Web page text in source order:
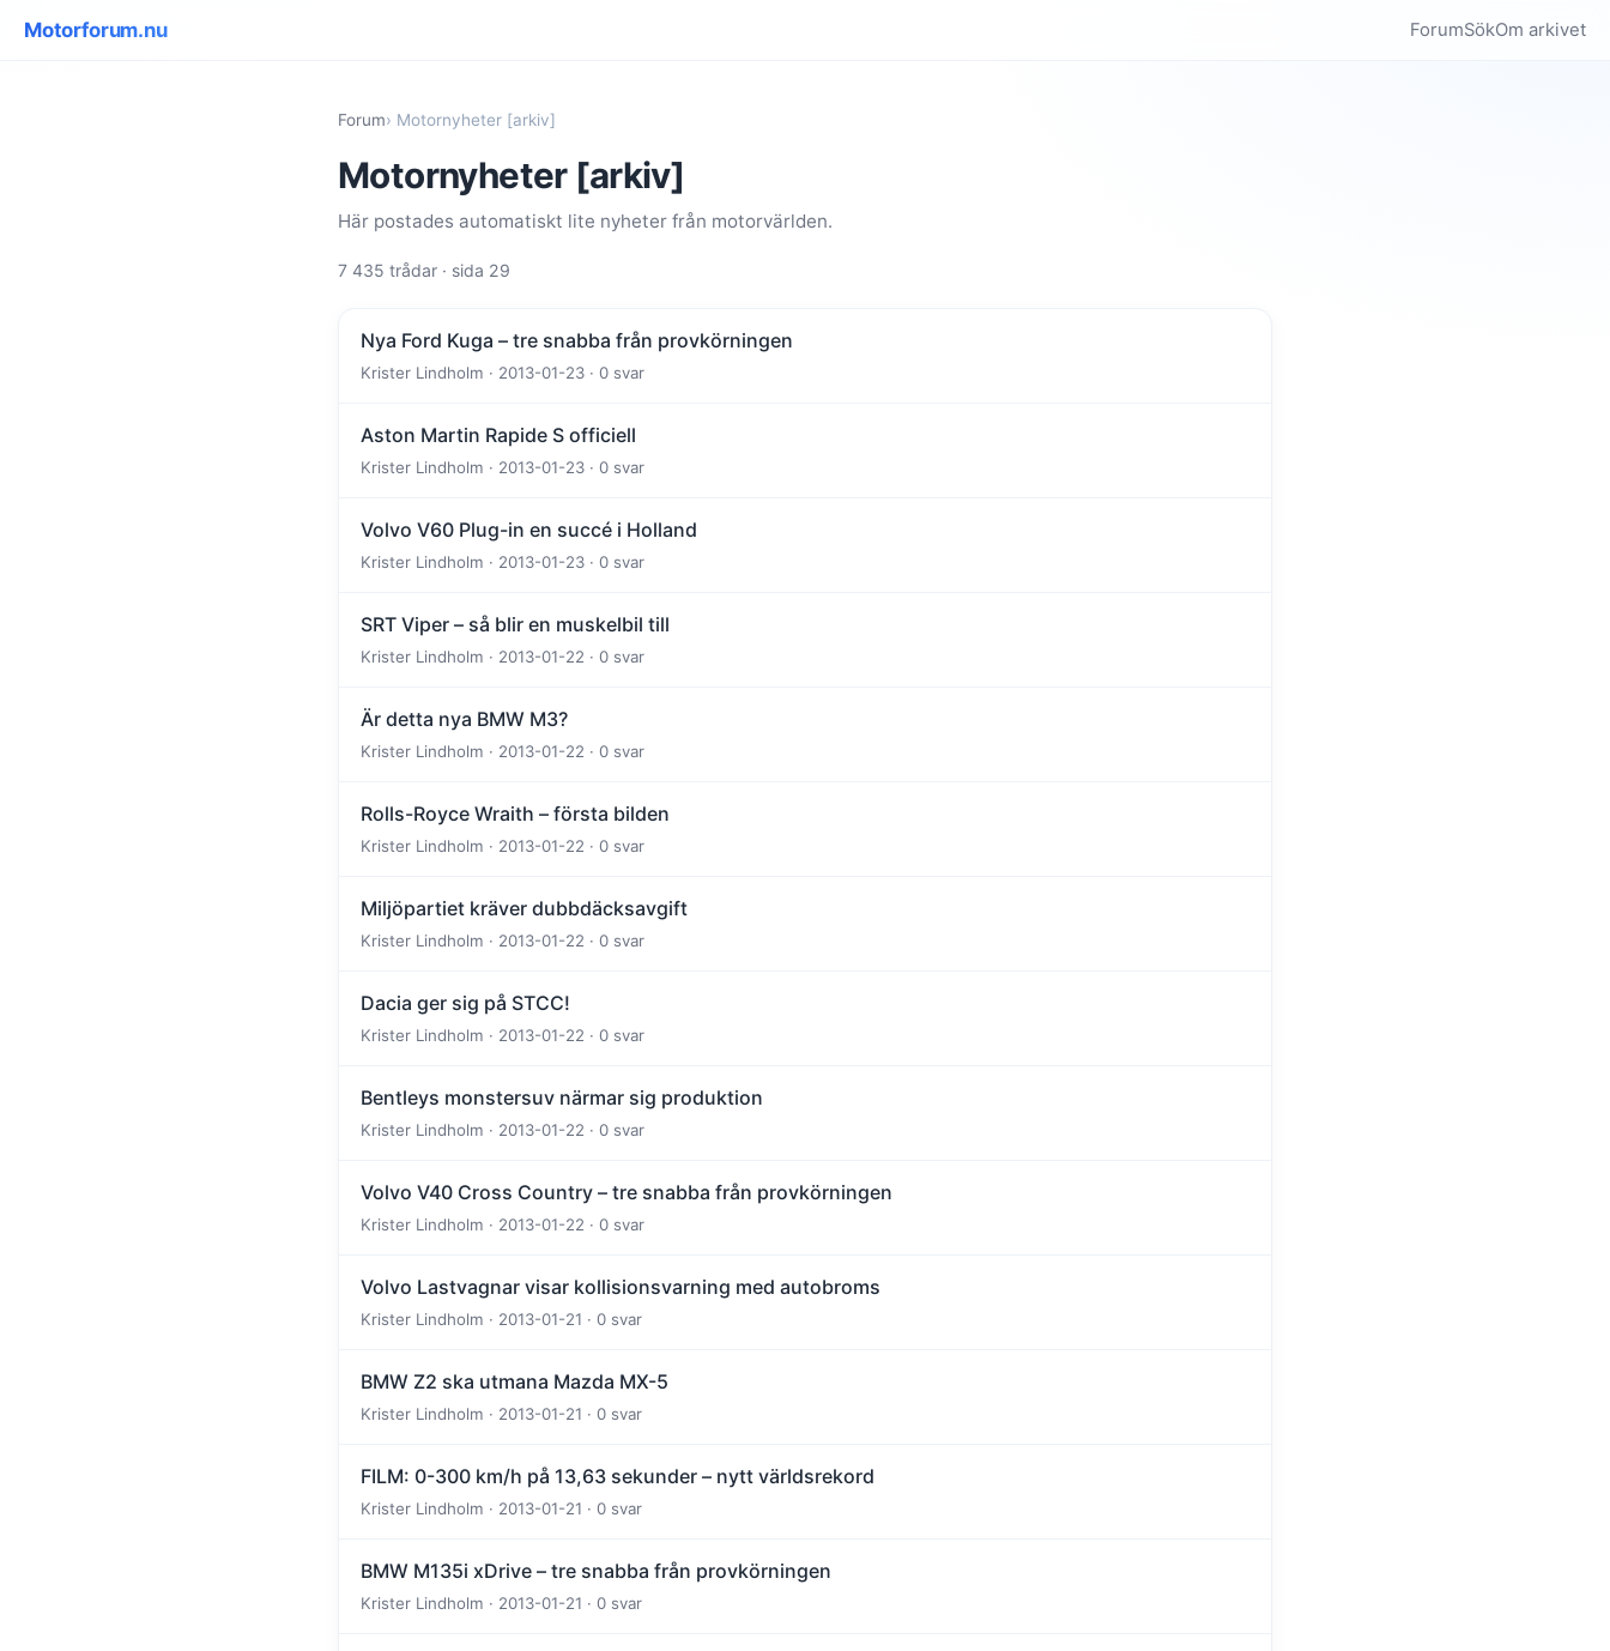
Motorforum.nu ForumSökOm arkivet
Forum› Motornyheter [arkiv]
Motornyheter [arkiv]
Här postades automatiskt lite nyheter från motorvärlden.
7 435 trådar · sida 29
Nya Ford Kuga – tre snabba från provkörningen
Krister Lindholm · 2013-01-23 · 0 svar
Aston Martin Rapide S officiell
Krister Lindholm · 2013-01-23 · 0 svar
Volvo V60 Plug-in en succé i Holland
Krister Lindholm · 2013-01-23 · 0 svar
SRT Viper – så blir en muskelbil till
Krister Lindholm · 2013-01-22 · 0 svar
Är detta nya BMW M3?
Krister Lindholm · 2013-01-22 · 0 svar
Rolls-Royce Wraith – första bilden
Krister Lindholm · 2013-01-22 · 0 svar
Miljöpartiet kräver dubbdäcksavgift
Krister Lindholm · 2013-01-22 · 0 svar
Dacia ger sig på STCC!
Krister Lindholm · 2013-01-22 · 0 svar
Bentleys monstersuv närmar sig produktion
Krister Lindholm · 2013-01-22 · 0 svar
Volvo V40 Cross Country – tre snabba från provkörningen
Krister Lindholm · 2013-01-22 · 0 svar
Volvo Lastvagnar visar kollisionsvarning med autobroms
Krister Lindholm · 2013-01-21 · 0 svar
BMW Z2 ska utmana Mazda MX-5
Krister Lindholm · 2013-01-21 · 0 svar
FILM: 0-300 km/h på 13,63 sekunder – nytt världsrekord
Krister Lindholm · 2013-01-21 · 0 svar
BMW M135i xDrive – tre snabba från provkörningen
Krister Lindholm · 2013-01-21 · 0 svar